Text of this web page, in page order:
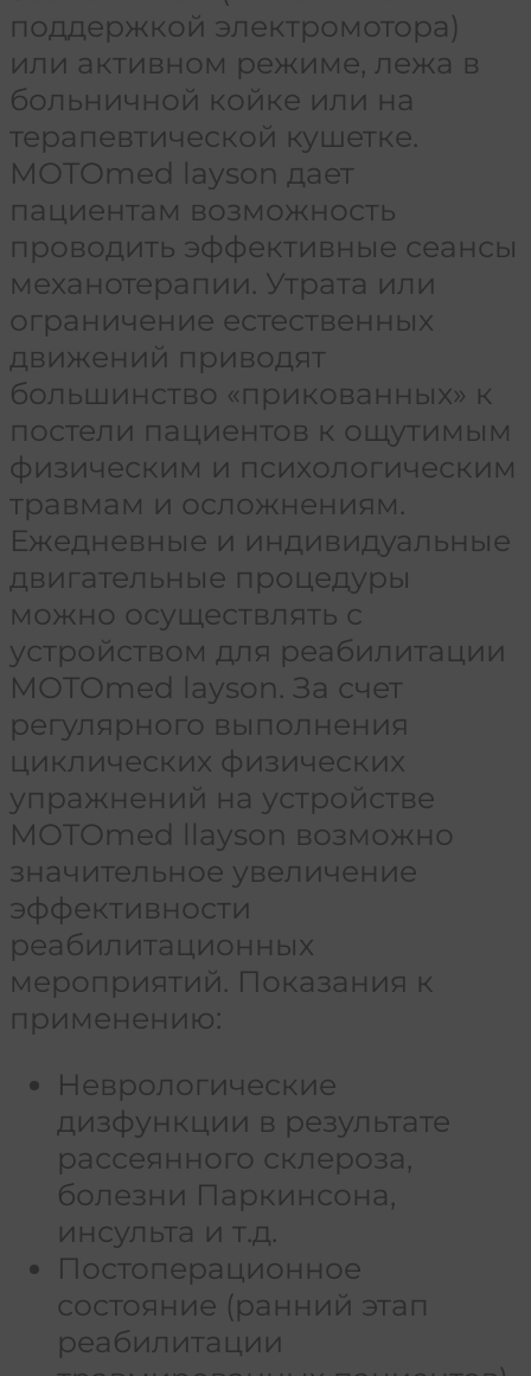
поддержкой электромотора)
или активном режиме, лежа в
больничной койке или на
терапевтической кушетке.
MOTOmed layson дает
пациентам возможность
проводить эффективные сеансы
механотерапии. Утрата или
ограничение естественных
движений приводят
большинство «прикованных» к
постели пациентов к ощутимым
физическим и психологическим
травмам и осложнениям.
Ежедневные и индивидуальные
двигательные процедуры
можно осуществлять с
устройством для реабилитации
MOTOmed layson. За счет
регулярного выполнения
циклических физических
упражнений на устройстве
MOTOmed llayson возможно
значительное увеличение
эффективности
реабилитационных
мероприятий. Показания к
применению:
Неврологические
дизфункции в результате
рассеянного склероза,
болезни Паркинсона,
инсульта и т.д.
Постоперационное
состояние (ранний этап
реабилитации